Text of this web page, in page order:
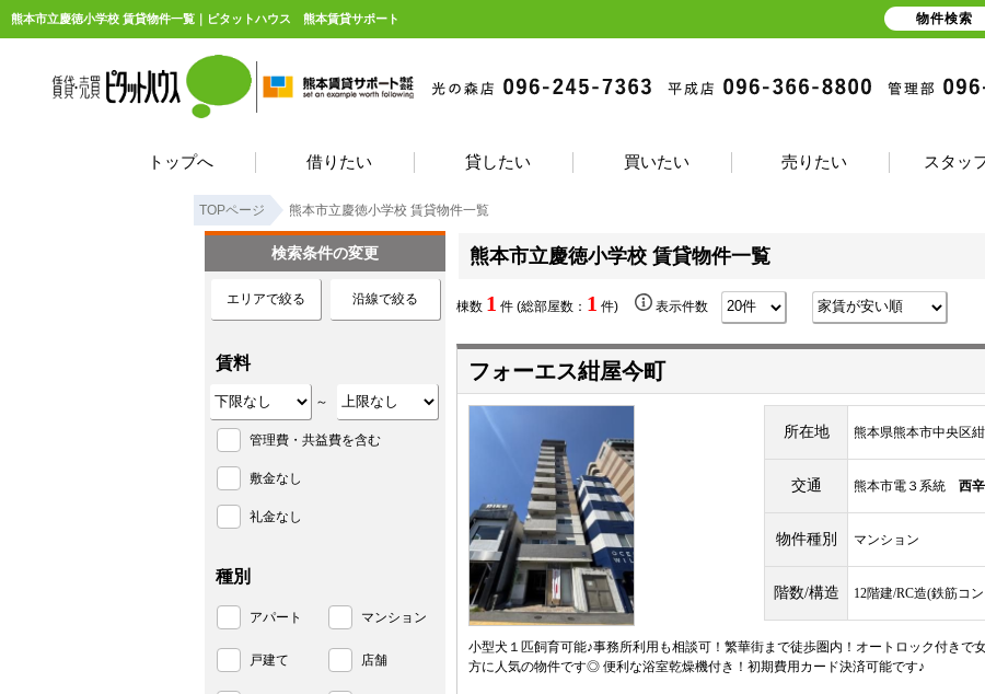
熊本市立慶徳小学校 賃貸物件一覧｜ピタットハウス 熊本賃貸サポート
トップへ 借りたい 貸したい 買いたい 売りたい スタッ
TOPページ 熊本市立慶徳小学校 賃貸物件一覧
熊本市立慶徳小学校 賃貸物件一覧
棟数 1 件 (総部屋数： 1 件) 表示件数
フォーエス紺屋今町
所在地 熊本県熊本市中央区
交通 熊本市電３系統 西
物件種別 マンション
階数/構造 12階建/RC造(鉄筋コ
小型犬１匹飼育可能♪事務所利用も相談可！繁華街まで徒歩圏内！オートロック付きで
方に人気の物件です◎ 便利な浴室乾燥機付き！初期費用カード決済可能です♪
検索条件の変更
エリアで絞る 沿線で絞る
賃料
～
管理費・共益費を含む
敷金なし
礼金なし
種別
アパート マンション
戸建て 店舗
物件検索